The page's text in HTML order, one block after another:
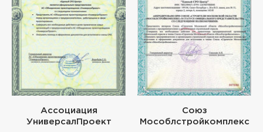
Ассоциация
УниверсалПроект
Союз
Мособлстройкомплекс